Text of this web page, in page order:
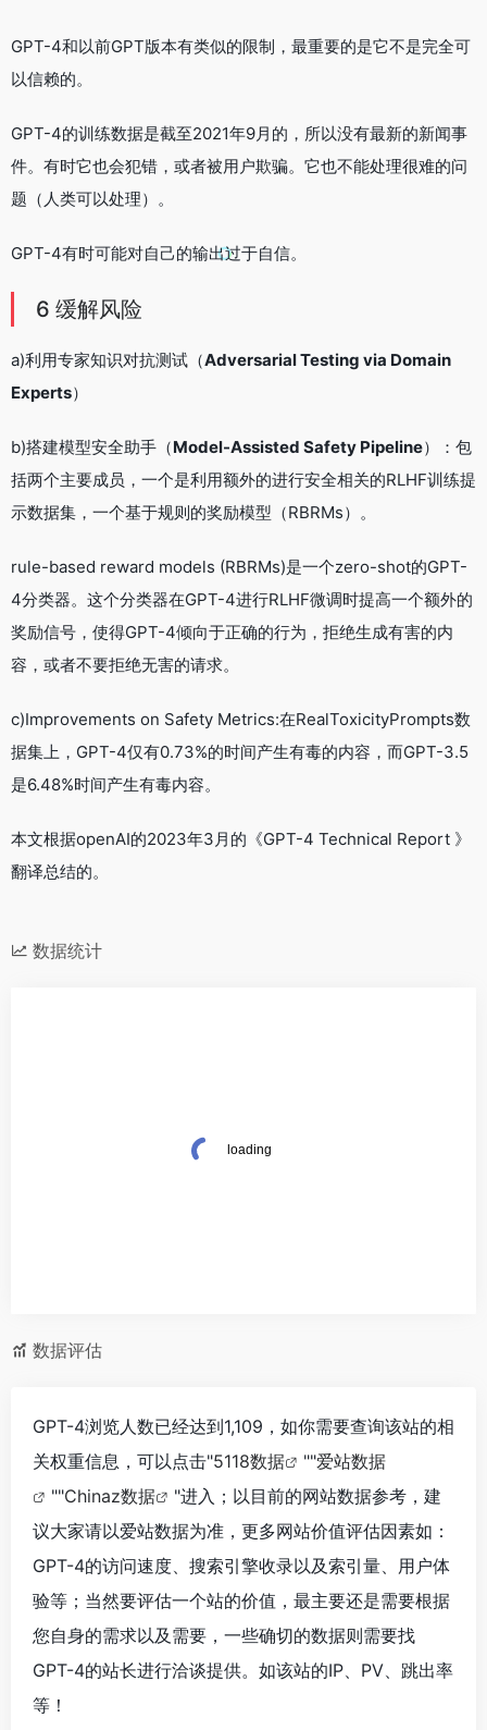
GPT-4和以前GPT版本有类似的限制，最重要的是它不是完全可
以信赖的。
GPT-4的训练数据是截至2021年9月的，所以没有最新的新闻事
件。有时它也会犯错，或者被用户欺骗。它也不能处理很难的问
题（人类可以处理）。
GPT-4有时可能对自己的输出过于自信。
6 缓解风险
a)利用专家知识对抗测试（Adversarial Testing via Domain
Experts）
b)搭建模型安全助手（Model-Assisted Safety Pipeline）：包
括两个主要成员，一个是利用额外的进行安全相关的RLHF训练提
示数据集，一个基于规则的奖励模型（RBRMs）。
rule-based reward models (RBRMs)是一个zero-shot的GPT-
4分类器。这个分类器在GPT-4进行RLHF微调时提高一个额外的
奖励信号，使得GPT-4倾向于正确的行为，拒绝生成有害的内
容，或者不要拒绝无害的请求。
c)Improvements on Safety Metrics:在RealToxicityPrompts数
据集上，GPT-4仅有0.73%的时间产生有毒的内容，而GPT-3.5
是6.48%时间产生有毒内容。
本文根据openAI的2023年3月的《GPT-4 Technical Report 》
翻译总结的。
数据统计
数据评估
GPT-4浏览人数已经达到1,109，如你需要查询该站的相
关权重信息，可以点击"5118数据 ""爱站数据
""Chinaz数据
"进入；以目前的网站数据参考，建
议大家请以爱站数据为准，更多网站价值评估因素如：
GPT-4的访问速度、搜索引擎收录以及索引量、用户体
验等；当然要评估一个站的价值，最主要还是需要根据
您自身的需求以及需要，一些确切的数据则需要找
GPT-4的站长进行洽谈提供。如该站的IP、PV、跳出率
等！